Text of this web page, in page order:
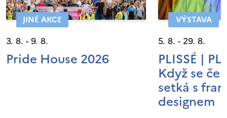
JINÉ AKCE
3. 8. - 9. 8.
Pride House 2026
VÝSTAVA
5. 8. - 29. 8.
PLISSÉ |
Když se
setká s
designem